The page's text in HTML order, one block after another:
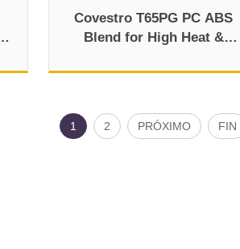
Covestro T65PG PC ABS
Blend for High Heat &
1 2 PRÓXIMO FIN